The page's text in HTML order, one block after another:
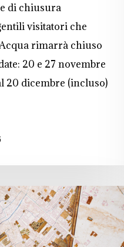
di chiusura
visitatori che
rimarrà chiuso
20 e 27 novembre
20 dicembre (incluso)